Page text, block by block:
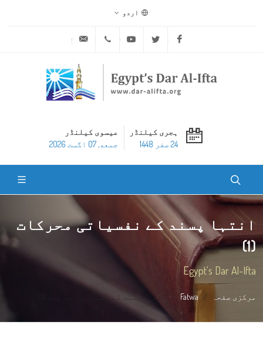
اردو
Facebook
Twitter
Youtube
ہجری کیلنڈر
24 صفر 1448
عیسوی کیلنڈر
جمعه, 07 اگست 2026
انتہا پسند کے نفسیاتی محرکات
(1)
Egypt's Dar Al-Ifta
مرکزی صفحہ Fatwa انتہا پسند کے نفسیاتی محرکات (1)